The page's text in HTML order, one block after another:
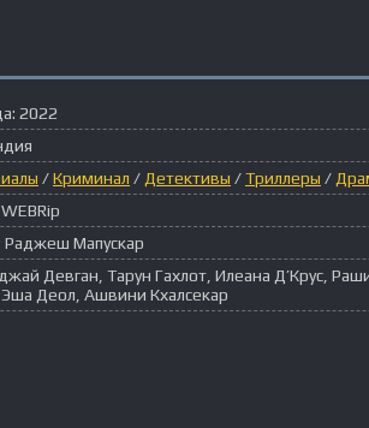
2022
/Криминал / Детективы /Триллеры /
WEBRip
Раджеш Мапускар
Девган, Тарун Гахлот, Илеана Д’Крус,
Эша Деол, Ашвини Кхалсекар